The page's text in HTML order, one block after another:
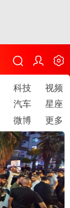
科技
视频
汽车
星座
微博 更多